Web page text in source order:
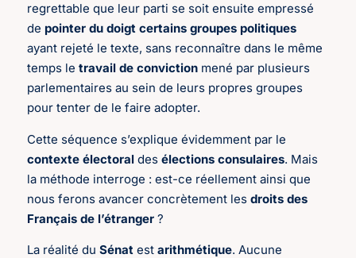
regrettable que leur parti se soit ensuite empressé
de pointer du doigt certains groupes politiques
ayant rejeté le texte, sans reconnaître dans le même
temps letravail de conviction mené par plusieurs
parlementaires au sein de leurs propres groupes
pour tenter de le faire adopter.
Cette séquence s’explique évidemment par le
contexte électoral desélections consulaires. Mais
la méthode interroge : est-ce réellement ainsi que
nous ferons avancer concrètement lesdroits des
Français de l’étranger ?
La réalité duSénat estarithmétique. Aucune